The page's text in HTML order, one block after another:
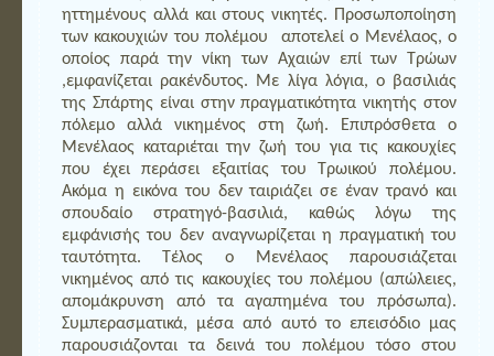
ηττημένους αλλά και στους νικητές. Προσωποποίηση
των κακουχιών του πολέμου αποτελεί ο Μενέλαος, ο
οποίος παρά την νίκη των Αχαιών επί των Τρώων
,εμφανίζεται ρακένδυτος. Με λίγα λόγια, ο βασιλιάς
της Σπάρτης είναι στην πραγματικότητα νικητής στον
πόλεμο αλλά νικημένος στη ζωή. Επιπρόσθετα ο
Μενέλαος καταριέται την ζωή του για τις κακουχίες
που έχει περάσει εξαιτίας του Τρωικού πολέμου.
Ακόμα η εικόνα του δεν ταιριάζει σε έναν τρανό και
σπουδαίο στρατηγό-βασιλιά, καθώς λόγω της
εμφάνισής του δεν αναγνωρίζεται η πραγματική του
ταυτότητα. Τέλος ο Μενέλαος παρουσιάζεται
νικημένος από τις κακουχίες του πολέμου (απώλειες,
απομάκρυνση από τα αγαπημένα του πρόσωπα).
Συμπερασματικά, μέσα από αυτό το επεισόδιο μας
παρουσιάζονται τα δεινά του πολέμου τόσο στου